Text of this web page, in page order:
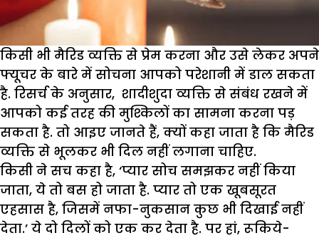
किसी भी मैरिड व्यक्ति से प्रेम करना और उसे लेकर अपने
फ्यूचर के बारे में सोचना आपको परेशानी में डाल सकता
है. रिसर्च के अनुसार, शादीशुदा व्यक्ति से संबंध रखने में
आपको कई तरह की मुश्किलों का सामना करना पड़
सकता है. तो आइए जानते हैं, क्यों कहा जाता है कि मैरिड
व्यक्ति से भूलकर भी दिल नहीं लगाना चाहिए.
किसी ने सच कहा है, ‘प्यार सोच समझकर नहीं किया
जाता, ये तो बस हो जाता है. प्यार तो एक खूबसूरत
एहसास है, जिसमें नफा-नुकसान कुछ भी दिखाई नहीं
देता.’ ये दो दिलों को एक कर देता है. पर हां, रूकिये-